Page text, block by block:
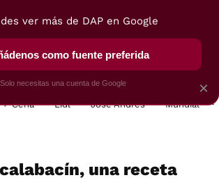
SELECCIÓN VEGUI
Cena Lidl José Andrés Mundial
una receta
×
ver más de DAP en Google
como fuente preferida
Solo necesitas una cuenta de Google